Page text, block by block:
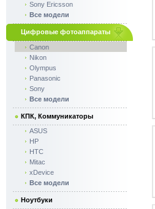
Sony Ericsson
Все модели
Цифровые фотоаппараты
Canon
Nikon
Olympus
Panasonic
Sony
Все модели
КПК, Коммуникаторы
ASUS
HP
HTC
Mitac
xDevice
Все модели
Ноутбуки